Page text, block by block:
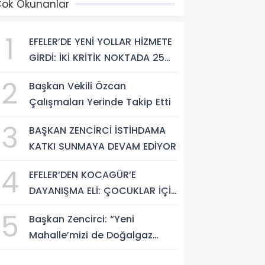
Okunanlar
1
EFELER’DE YENİ YOLLAR HİZMETE
GİRDİ: İKİ KRİTİK NOKTADA 25
2
Başkan Vekili Özcan
Çalışmaları Yerinde Takip Etti
3
BAŞKAN ZENCİRCİ İSTİHDAMA
KATKI SUNMAYA DEVAM EDİYOR
4
EFELER’DEN KOCAGÜR’E
DAYANIŞMA ELİ: ÇOCUKLAR İÇİN
5
Başkan Zencirci: “Yeni
Mahalle’mizi de Doğalgaz